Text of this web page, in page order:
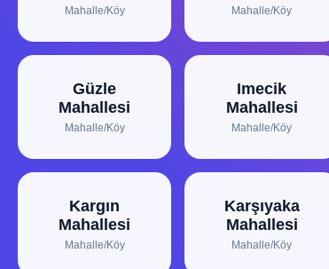
Mahalle/Köy Mahalle/Köy
Güzle
Mahallesi
Mahalle/Köy
Imecik
Mahallesi
Mahalle/Köy
Kargın
Mahallesi
Mahalle/Köy
Karşıyaka
Mahallesi
Mahalle/Köy